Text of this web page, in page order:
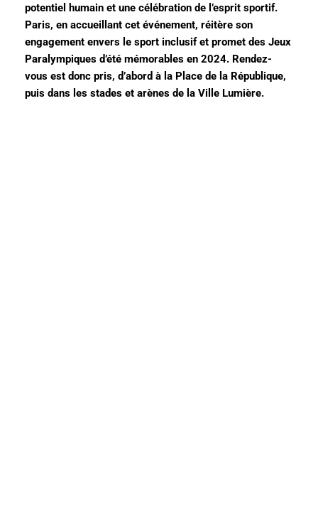
potentiel humain et une célébration de l’esprit sportif.
Paris, en accueillant cet événement, réitère son
engagement envers le sport inclusif et promet des Jeux
Paralympiques d’été mémorables en 2024. Rendez-
vous est donc pris, d’abord à la Place de la République,
puis dans les stades et arènes de la Ville Lumière.